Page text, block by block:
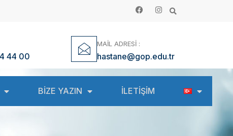
44 00
MAİL ADRESİ :
hastane@gop.edu.tr
BİZE YAZIN İLETİŞİM